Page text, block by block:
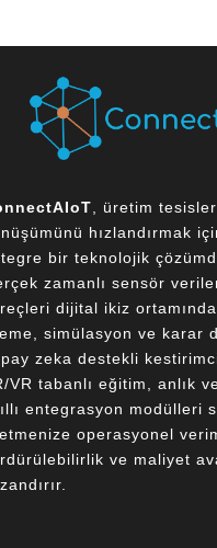
, üretim
hızlandırmak
bir teknolojik
zamanlı sensör
dijital ikiz
simülasyon ve karar
zeka destekli
VR tabanlı eğitim, anlık
entegrasyon modülleri
operasyonel
ve maliyet